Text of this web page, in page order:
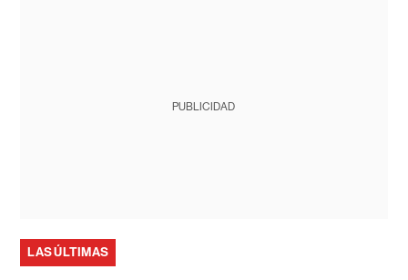
PUBLICIDAD
LAS ÚLTIMAS